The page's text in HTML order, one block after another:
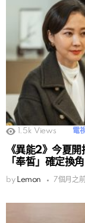
1.5k Views 電
《異能2》今夏
「奉皙」確定換角
by Lemon 7個月之前